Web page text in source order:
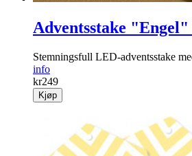
Adventsstake "Engel"
Stemningsfull LED-adventsstake
info
kr249
Kjøp